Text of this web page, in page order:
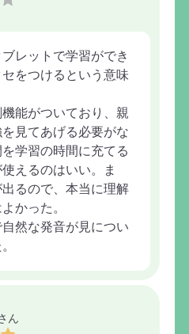
レットで学習ができ
をつけるという意味
能がついており、親
見てあげる必要がな
学習の時間に充てる
えるのはいい。ま
るので、本当に理解
かった。
然な発音が見につい
ん